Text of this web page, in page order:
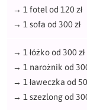
→ 1 fotel od 120 zł
→ 1 sofa od 300 zł
→ 1 łóżko od 300 zł
→ 1 narożnik od
→ 1 ławeczka od 50
→ 1 szezlong od